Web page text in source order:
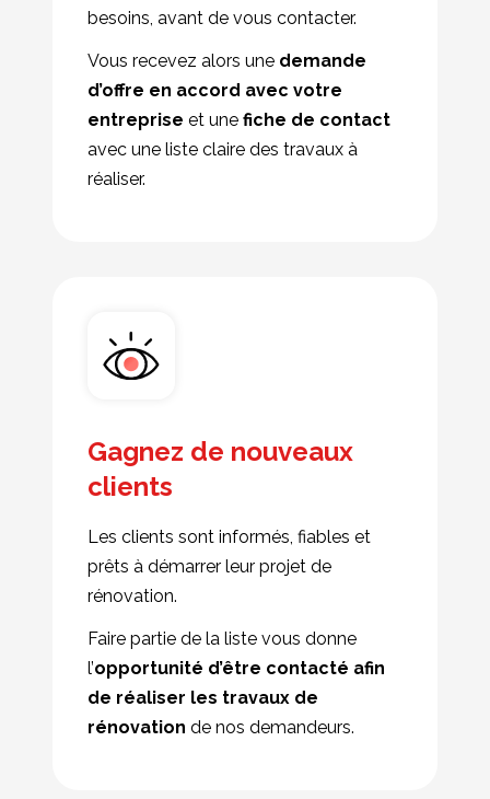
besoins, avant de vous contacter.
Vous recevez alors une demande
d’offre en accord avec votre
entreprise et une fiche de contact
avec une liste claire des travaux à
réaliser.
Gagnez de nouveaux
clients
Les clients sont informés, fiables et
prêts à démarrer leur projet de
rénovation.
Faire partie de la liste vous donne
l’opportunité d’être contacté afin
de réaliser les travaux de
rénovation de nos demandeurs.